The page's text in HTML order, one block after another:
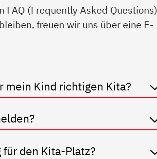
(Frequently Asked Questions)
freuen wir uns über eine E-
mein Kind richtigen Kita?
den Kita-Platz?